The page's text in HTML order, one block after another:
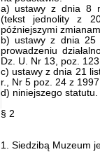
a) ustawy z dnia 8
(tekst jednolity z
późniejszymi
b) ustawy z dnia 25
prowadzeniu
Dz. U. Nr 13, poz.
c) ustawy z dnia 21
r., Nr 5 poz. 24 z
d) niniejszego statutu.
§ 2
1. Siedzibą Muzeum